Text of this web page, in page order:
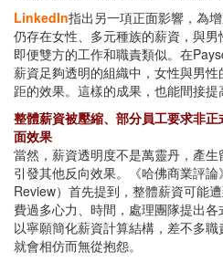
LinkedIn指出另一項正面影響，為
仍存在女性、多元種族的薪資，與男
即便雙方的工作和職責類似。在
薪資足夠透明的組織中，女性與男
距的效果。這樣的成果，也能間接提
整體薪資被壓縮、部分員工要求非
面效果
當然，薪資透明度不是萬靈丹，產
引發其他反向效果。《哈佛商業評
Review）首先提到，整體薪資可能
費過多心力、時間，處理團隊提出
以寧願簡化薪資計算結構，差不多
就會相仿而無從抱怨。